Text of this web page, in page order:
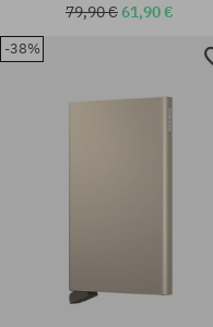
79,90 €61,90 €
-38%